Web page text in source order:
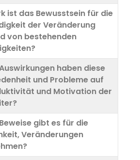
ist das Bewusstsein für die
der Veränderung
von bestehenden
haben diese
und Probleme auf
und Motivation der
gibt es für die
Veränderungen